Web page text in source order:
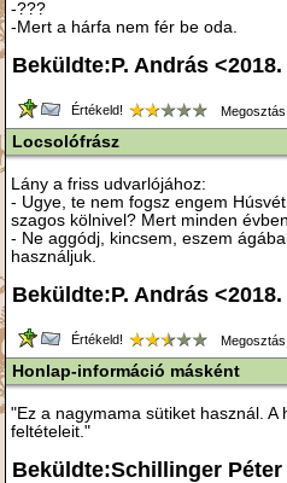
-???
-Mert a hárfa nem fér be oda.
Beküldte:P. András
Értékeld!
Locsolófrász
Lány a friss udvarlójához:
- Ugye, te nem fogsz engem
szagos kölnivel? Mert minden
- Ne aggódj, kincsem, eszem
használjuk.
Beküldte:P. András
Értékeld!
Honlap-információ másként
"Ez a nagymama sütiket használ.
feltételeit."
Beküldte:Schillinger Péter